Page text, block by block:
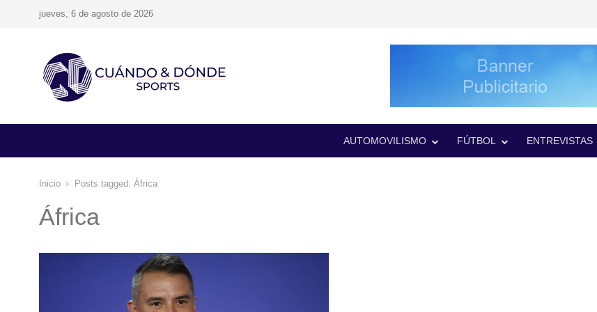
jueves, 6 de agosto de 2026
AUTOMOVILISMO FÚTBOL ENTREVISTAS
Inicio
Posts tagged: África
África